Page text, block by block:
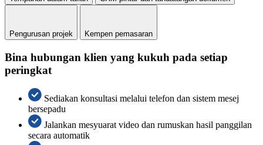
Pengurusan projek Kempen pemasaran
Bina hubungan klien yang kukuh pada setiap
peringkat
Sediakan konsultasi melalui telefon dan sistem mesej
bersepadu
Jalankan mesyuarat video dan rumuskan hasil panggilan
secara automatik